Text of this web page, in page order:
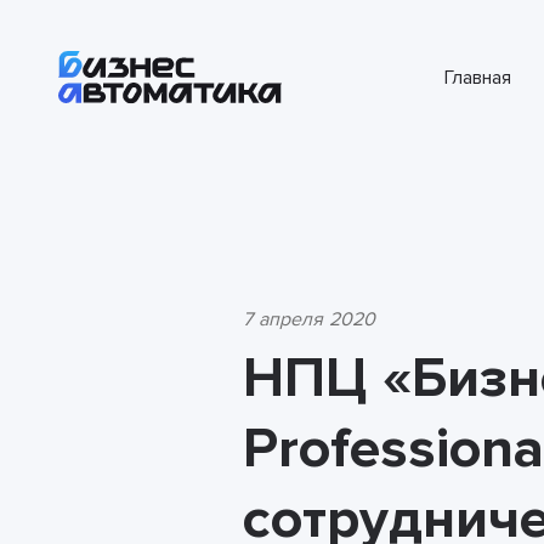
Главная
7 апреля 2020
НПЦ